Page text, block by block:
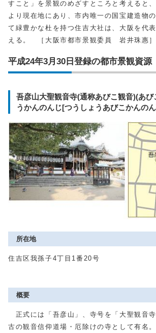
すこと」を景観のめざすところと考えると
より現在地にあり、市内唯一の国宝建造物
て緑豊かな杜を持つ住吉大社は、大阪を代
える。 ［大阪市都市景観委員 岩井珠惠］
平成24年3月30日登録の都市景観資源
吾彦山大聖観音寺(通称あびこ観音)(あび
うかんのんじ[つうしょうあびこかんの
所在地
住吉区我孫子4丁目1番20号
概要
正式には「吾彦山」、寺号を「大聖観音
古の観音信仰道場・厄除けの寺として有名